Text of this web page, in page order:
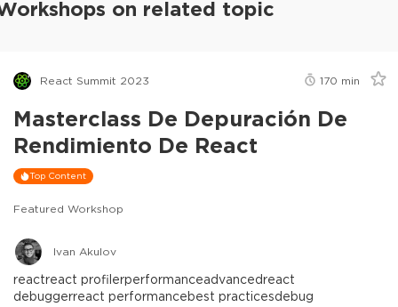
on related topic
React Summit 2023 170 min
Masterclass De Depuración De
Rendimiento De React
Top Content
Featured Workshop
Ivan Akulov
reactreact profilerperformanceadvancedreact
debuggerreact performancebest practicesdebug